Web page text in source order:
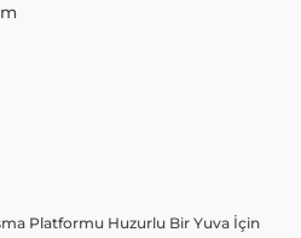
Platformu Huzurlu Bir Yuva İçin